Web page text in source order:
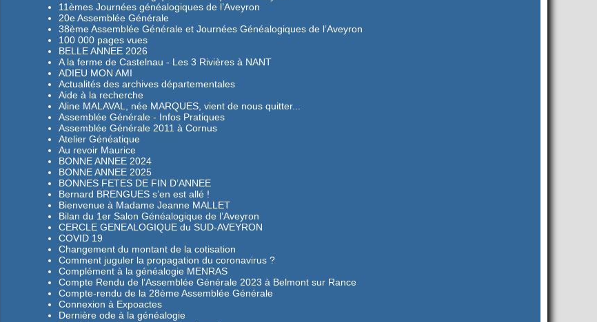
11èmes Journées généalogiques de l’Aveyron
20e Assemblée Générale
38ème Assemblée Générale et Journées Généalogiques de l’Aveyron
100 000 pages vues
BELLE ANNEE 2026
A la ferme de Castelnau - Les 3 Rivières à NANT
ADIEU MON AMI
Actualités des archives départementales
Aide à la recherche
Aline MALAVAL, née MARQUES, vient de nous quitter...
Assemblée Générale - Infos Pratiques
Assemblée Générale 2011 à Cornus
Atelier Généatique
Au revoir Maurice
BONNE ANNEE 2024
BONNE ANNEE 2025
BONNES FETES DE FIN D’ANNEE
Bernard BRENGUES s’en est allé !
Bienvenue à Madame Jeanne MALLET
Bilan du 1er Salon Généalogique de l’Aveyron
CERCLE GENEALOGIQUE du SUD-AVEYRON
COVID 19
Changement du montant de la cotisation
Comment juguler la propagation du coronavirus ?
Complément à la généalogie MENRAS
Compte Rendu de l’Assemblée Générale 2023 à Belmont sur Rance
Compte-rendu de la 28ème Assemblée Générale
Connexion à Expoactes
Dernière ode à la généalogie